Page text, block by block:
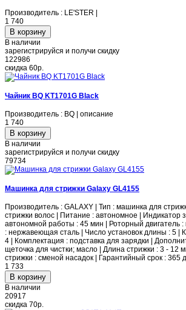
Производитель : LE'STER |
1 740
В наличии
зарегистрируйся и получи скидку
122986
скидка 60р.
Чайник BQ KT1701G Black
Производитель : BQ | описание
1 740
В наличии
зарегистрируйся и получи скидку
79734
Машинка для стрижки Galaxy GL4155
Производитель : GALAXY | Тип : машинка для
стрижки волос | Питание : автономное | Индикатор
автономной работы : 45 мин | Роторный двигатель
: нержавеющая сталь | Число установок длины : 5 |
4 | Комплектация : подставка для зарядки |
щеточка для чистки; масло | Длина стрижки : 3 - 12
стрижки : сменой насадок | Гарантийный срок : 365
1 733
В наличии
20917
скидка 70р.